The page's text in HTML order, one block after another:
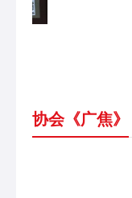
协会《广焦》